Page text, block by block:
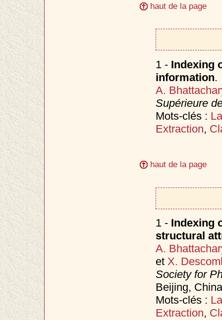
haut de la page
1 - Indexing
information.
A.
Supérieure
Mots-clés :
Extraction,
haut de la page
1 - Indexing
structural
A.
et X.
Society for
Beijing,
Mots-clés :
Extraction,